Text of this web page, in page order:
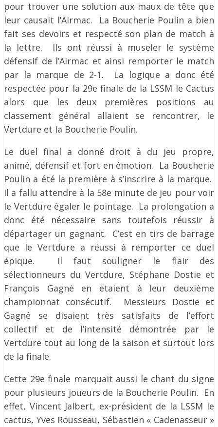
pour trouver une solution aux maux de tête que
leur causait l’Airmac. La Boucherie Poulin a bien
fait ses devoirs et respecté son plan de match à
la lettre. Ils ont réussi à museler le système
défensif de l’Airmac et ainsi remporter le match
par la marque de 2-1. La logique a donc été
respectée pour la 29e finale de la LSSM le Cactus
alors que les deux premières positions au
classement général allaient se rencontrer, le
Vertdure et la Boucherie Poulin.
Le duel final a donné droit à du jeu propre,
animé, défensif et fort en émotion. La Boucherie
Poulin a été la première à s’inscrire à la marque.
Il a fallu attendre à la 58e minute de jeu pour voir
le Vertdure égaler le pointage. La prolongation a
donc été nécessaire sans toutefois réussir à
départager un gagnant. C’est en tirs de barrage
que le Vertdure a réussi à remporter ce duel
épique. Il faut souligner le flair des
sélectionneurs du Vertdure, Stéphane Dostie et
François Gagné en étaient à leur deuxième
championnat consécutif. Messieurs Dostie et
Gagné se disaient très satisfaits de l’effort
collectif et de l’intensité démontrée par le
Vertdure tout au long de la saison et surtout lors
de la finale.
Cette 29e finale marquait aussi le chant du signe
pour plusieurs joueurs de la Boucherie Poulin. En
effet, Vincent Jalbert, ex-président de la LSSM le
cactus, Yves Rousseau, Sébastien « Cadenasseur »